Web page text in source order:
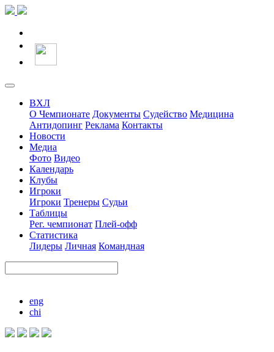
ВХЛ
О Чемпионате Документы Судейство Медицина
Антидопинг Реклама Контакты
Новости
Медиа
Фото Видео
Календарь
Клубы
Игроки
Игроки Тренеры Судьи
Таблицы
Рег. чемпионат Плей-офф
Статистика
Лидеры Личная Командная
eng
chi